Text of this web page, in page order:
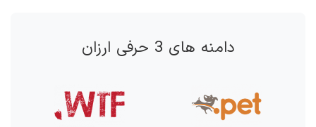
دامنه های 3 حرفی ارزان